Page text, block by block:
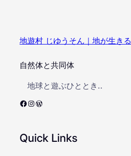
地遊村 じゆうそん｜地が生きる
自然体と共同体
地球と遊ぶひととき..
Facebook Instagram WordPress
Quick Links